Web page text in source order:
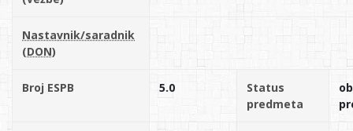
Nastavnik/saradnik
(DON)
Broj ESPB 5.0
Status
predmeta